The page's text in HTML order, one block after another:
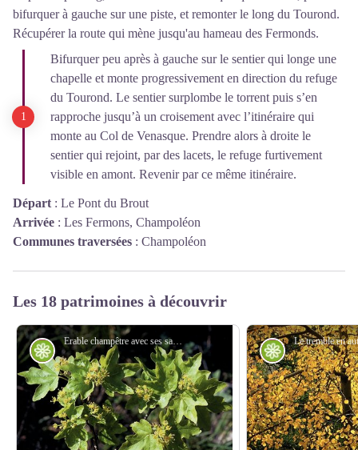
bifurquer à gauche sur une piste, et remonter le long du Tourond.
Récupérer la route qui mène jusqu'au hameau des Fermonds.
Bifurquer peu après à gauche sur le sentier qui longe une
chapelle et monte progressivement en direction du refuge
du Tourond. Le sentier surplombe le torrent puis s’en
rapproche jusqu’à un croisement avec l’itinéraire qui
monte au Col de Venasque. Prendre alors à droite le
sentier qui rejoint, par des lacets, le refuge furtivement
visible en amont. Revenir par ce même itinéraire.
Départ : Le Pont du Brout
Arrivée : Les Fermons, Champoléon
Communes traversées : Champoléon
Les 18 patrimoines à découvrir
Erable champêtre avec ses samares - PNE - Nicollet Bernard
Flore Flore